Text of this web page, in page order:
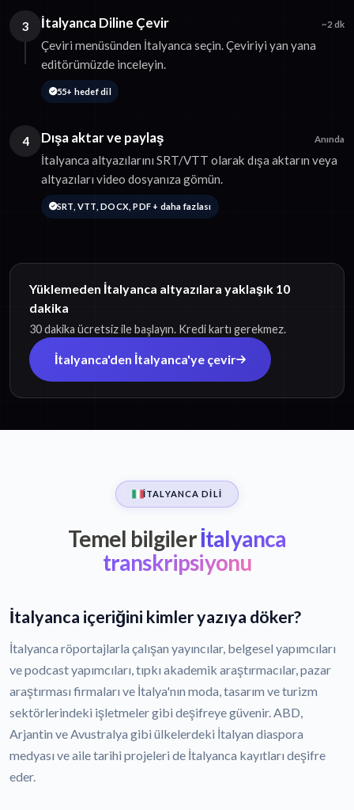
3 İtalyanca Diline Çevir ~2 dk
Çeviri menüsünden İtalyanca seçin. Çeviriyi yan yana
editörümüzde inceleyin.
55+ hedef dil
4 Dışa aktar ve paylaş Anında
İtalyanca altyazılarını SRT/VTT olarak dışa aktarın veya
altyazıları video dosyanıza gömün.
SRT, VTT, DOCX, PDF + daha fazlası
Yüklemeden İtalyanca altyazılara yaklaşık 10
dakika
30 dakika ücretsiz ile başlayın. Kredi kartı gerekmez.
İtalyanca'den İtalyanca'ye çevir
İTALYANCA DILI
Temel bilgilerİtalyanca
transkripsiyonu
İtalyanca içeriğini kimler yazıya döker?
İtalyanca röportajlarla çalışan yayıncılar, belgesel yapımcıları
ve podcast yapımcıları, tıpkı akademik araştırmacılar, pazar
araştırması firmaları ve İtalya'nın moda, tasarım ve turizm
sektörlerindeki işletmeler gibi deşifreye güvenir. ABD,
Arjantin ve Avustralya gibi ülkelerdeki İtalyan diaspora
medyası ve aile tarihi projeleri de İtalyanca kayıtları deşifre
eder.